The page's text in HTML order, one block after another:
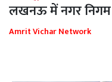
लखनऊ में नगर निगम
Amrit Vichar Network